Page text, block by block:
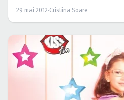
29 mai 2012·Cristina Soare